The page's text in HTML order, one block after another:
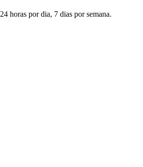
horas por dia, 7 dias por semana.